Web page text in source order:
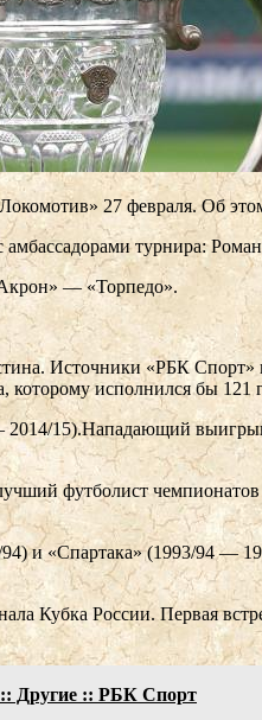
27 февраля. Об
амбассадорами турнира:
— «Торпедо».
Источники «РБК Спорт»
которому исполнился бы
15).Нападающий
футболист
и «Спартака» (1993/94 —
Кубка России. Первая
:: Другие :: РБК Спорт